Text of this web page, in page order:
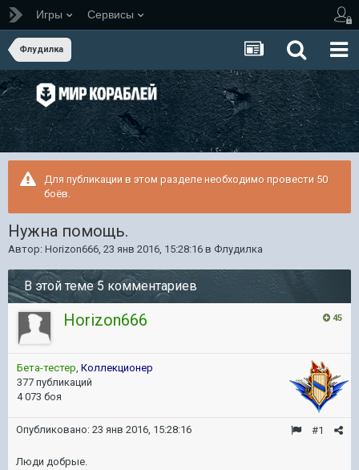
Игры Сервисы
Флудилка
Для публикации в этом разделе необходимо провести 50
боёв.
Нужна помощь.
Автор: Horizon666, 23 янв 2016, 15:28:16 в Флудилка
В этой теме 5 комментариев
45
Horizon666
Бета-тестер, Коллекционер
377 публикаций
4 073 боя
#1
Опубликовано: 23 янв 2016, 15:28:16
Люди добрые.